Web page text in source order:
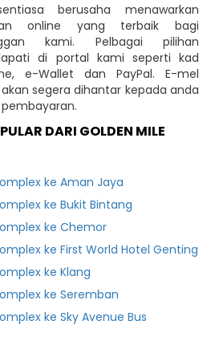
berusaha menawarkan
online yang terbaik bagi
kami. Pelbagai pilihan
di portal kami seperti kad
e-Wallet dan PayPal. E-mel
segera dihantar kepada anda
DARI GOLDEN MILE
ke Aman Jaya
ke Bukit Bintang
ke Chemor
ke First World Hotel Genting
ke Klang
ke Seremban
ke Sky Avenue Bus